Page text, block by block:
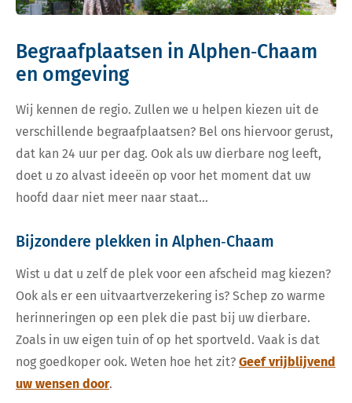
Begraafplaatsen in Alphen‑Chaam
en omgeving
Wij kennen de regio. Zullen we u helpen kiezen uit de
verschillende begraafplaatsen? Bel ons hiervoor gerust,
dat kan 24 uur per dag. Ook als uw dierbare nog leeft,
doet u zo alvast ideeën op voor het moment dat uw
hoofd daar niet meer naar staat…
Bijzondere plekken in Alphen‑Chaam
Wist u dat u zelf de plek voor een afscheid mag kiezen?
Ook als er een uitvaartverzekering is? Schep zo warme
herinneringen op een plek die past bij uw dierbare.
Zoals in uw eigen tuin of op het sportveld. Vaak is dat
nog goedkoper ook. Weten hoe het zit? Geef vrijblijvend
uw wensen door.